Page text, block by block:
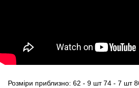
Розміри приблизно: 62 - 9 шт 74 - 7 шт